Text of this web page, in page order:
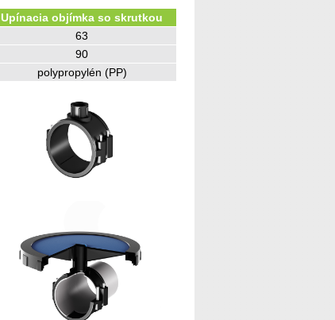
Upínacia objímka so skrutkou
63
90
polypropylén (PP)